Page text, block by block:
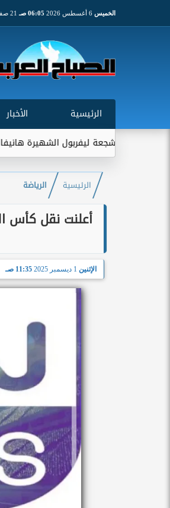
الخميس 06:05 صـ 21 صفر 1448
الرئيسية الأخبار
مشجعة ليفربول الشهيرة هانيفا تنهار
الرئيسية الرياضة
الإثنين 11:35 صـ